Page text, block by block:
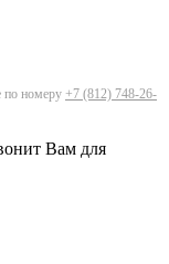
по номеру +7 (812) 748-26-
Вам для